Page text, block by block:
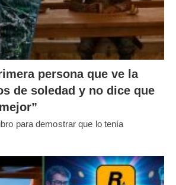
persona que ve la
de soledad y no dice que
para demostrar que lo tenía